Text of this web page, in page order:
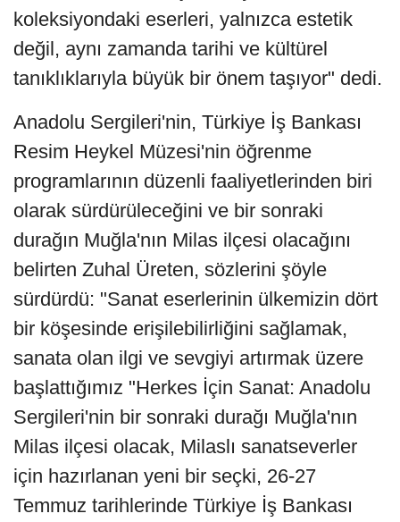
koleksiyondaki eserleri, yalnızca estetik
değil, aynı zamanda tarihi ve kültürel
tanıklıklarıyla büyük bir önem taşıyor" dedi.
Anadolu Sergileri'nin, Türkiye İş Bankası
Resim Heykel Müzesi'nin öğrenme
programlarının düzenli faaliyetlerinden biri
olarak sürdürüleceğini ve bir sonraki
durağın Muğla'nın Milas ilçesi olacağını
belirten Zuhal Üreten, sözlerini şöyle
sürdürdü: "Sanat eserlerinin ülkemizin dört
bir köşesinde erişilebilirliğini sağlamak,
sanata olan ilgi ve sevgiyi artırmak üzere
başlattığımız "Herkes İçin Sanat: Anadolu
Sergileri'nin bir sonraki durağı Muğla'nın
Milas ilçesi olacak, Milaslı sanatseverler
için hazırlanan yeni bir seçki, 26-27
Temmuz tarihlerinde Türkiye İş Bankası